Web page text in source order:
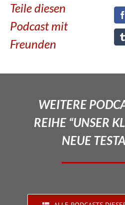
Teile diesen
Podcast mit
Freunden
WEITERE
REIHE “UNSER
NEUE